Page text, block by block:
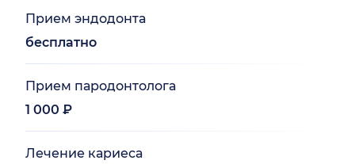
Прием эндодонта
бесплатно
Прием пародонтолога
1 000 ₽
Лечение кариеса